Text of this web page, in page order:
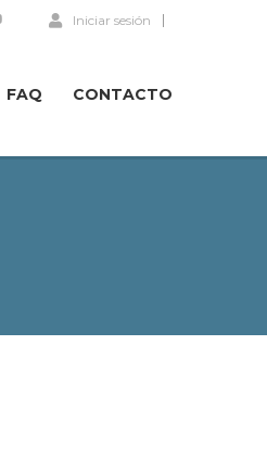
Iniciar sesión
FAQ CONTACTO